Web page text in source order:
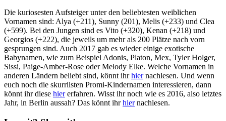
Die kuriosesten Aufsteiger unter den beliebtesten weiblichen
Vornamen sind: Alya (+211), Sunny (201), Melis (+233) und Clea
(+599). Bei den Jungen sind es Vito (+320), Kenan (+218) und
Georgios (+222), die jeweils um mehr als 200 Plätze nach vorn
gesprungen sind. Auch 2017 gab es wieder einige exotische
Babynamen, wie zum Beispiel Adonis, Platon, Mex, Tyler Holger,
Sissi, Paige-Amber-Rose oder Melody Elke. Welche Vornamen in
anderen Ländern beliebt sind, könnt ihrhiernachlesen. Und wenn
euch noch die skurrilsten Promi-Kindernamen interessieren, dann
könnt ihr diese hiererfahren. Wisst ihr noch wie es 2016, also letztes
Jahr, in Berlin aussah? Das könnt ihrhiernachlesen.